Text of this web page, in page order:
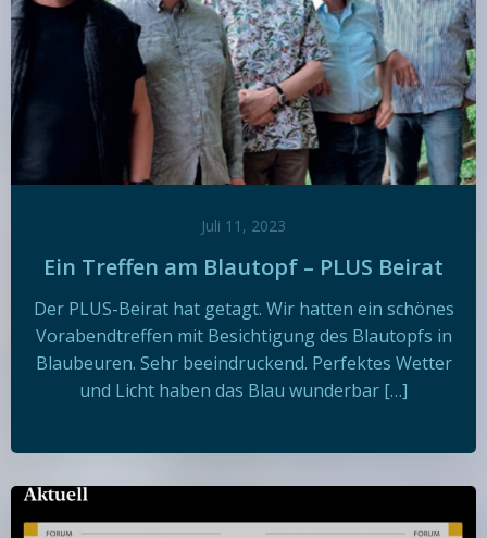
Juli 11, 2023
Ein Treffen am Blautopf – PLUS Beirat
Der PLUS-Beirat hat getagt. Wir hatten ein schönes
Vorabendtreffen mit Besichtigung des Blautopfs in
Blaubeuren. Sehr beeindruckend. Perfektes Wetter
und Licht haben das Blau wunderbar […]